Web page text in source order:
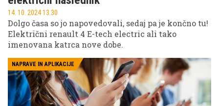
14. 10. 2024 13.30
Dolgo časa so jo napovedovali, sedaj pa je končno tu!
Električni renault 4 E-tech electric ali tako
imenovana katrca nove dobe.
NAPRAVE IN APLIKACIJE